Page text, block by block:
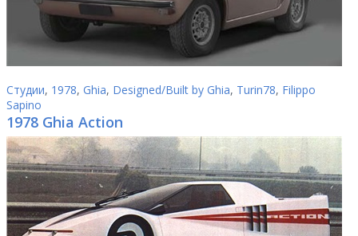
Студии, 1978, Ghia, Designed/Built by Ghia, Turin78, Filippo
Sapino
1978 Ghia Action